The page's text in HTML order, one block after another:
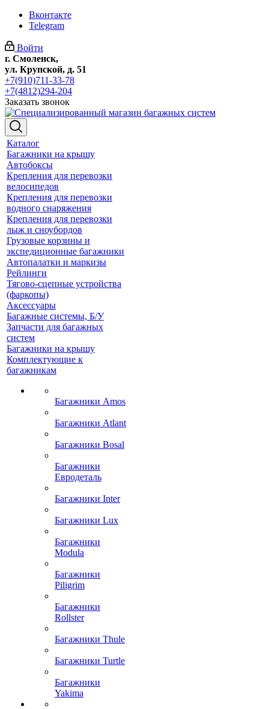
Вконтакте
Telegram
Войти
г. Смоленск,
ул. Крупской, д. 51
+7(910)711-33-78
+7(4812)294-204
Заказать звонок
Каталог
Багажники на крышу
Автобоксы
Крепления для перевозки
велосипедов
Крепления для перевозки
водного снаряжения
Крепления для перевозки
лыж и сноубордов
Грузовые корзины и
экспедиционные багажники
Автопалатки и маркизы
Рейлинги
Тягово-сцепные устройства
(фаркопы)
Аксессуары
Багажные системы, Б/У
Запчасти для багажных
систем
Багажники на крышу
Комплектующие к
багажникам
Багажники Amos
Багажники Atlant
Багажники Bosal
Багажники
Евродеталь
Багажники Inter
Багажники Lux
Багажники
Modula
Багажники
Piligrim
Багажники
Rollster
Багажники Thule
Багажники Turtle
Багажники
Yakima